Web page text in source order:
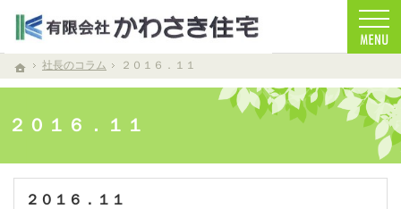
ホーム
社長のコラム ２０１６．１１
２０１６．１１
お客様を笑顔する家づくりをします。注文住宅（青森・青森市）の工務店なら安心・信頼
注文住宅（青森・青森市）の工務店なら当店で家づくり
２０１６．１１